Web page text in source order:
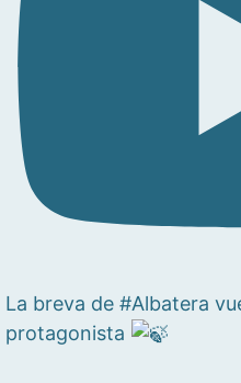
La breva de #Albatera
protagonista